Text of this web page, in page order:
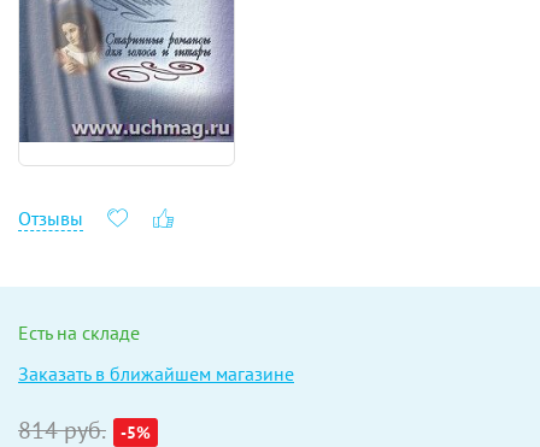
Отзывы
Есть на складе
Заказать в ближайшем магазине
814 руб. -5%